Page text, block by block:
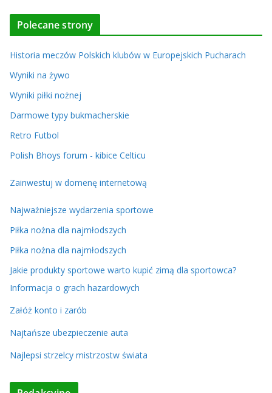
Polecane strony
Historia meczów Polskich klubów w Europejskich Pucharach
Wyniki na żywo
Wyniki piłki nożnej
Darmowe typy bukmacherskie
Retro Futbol
Polish Bhoys forum - kibice Celticu
Zainwestuj w domenę internetową
Najważniejsze wydarzenia sportowe
Piłka nożna dla najmłodszych
Piłka nożna dla najmłodszych
Jakie produkty sportowe warto kupić zimą dla sportowca?
Informacja o grach hazardowych
Załóż konto i zarób
Najtańsze ubezpieczenie auta
Najlepsi strzelcy mistrzostw świata